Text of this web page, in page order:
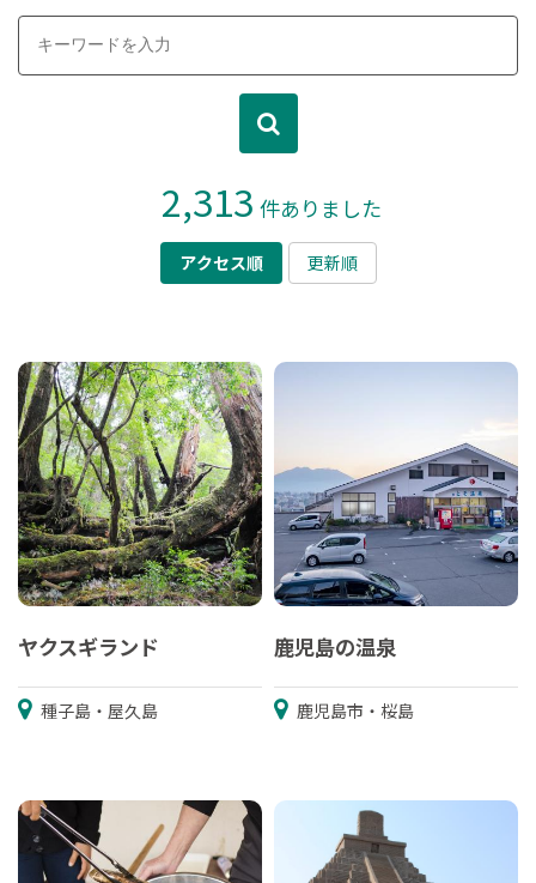
2,313 件ありました
アクセス順 更新順
ヤクスギランド
種子島・屋久島
鹿児島の温泉
鹿児島市・桜島